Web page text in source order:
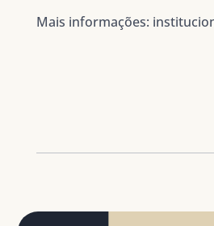
Mais informações: